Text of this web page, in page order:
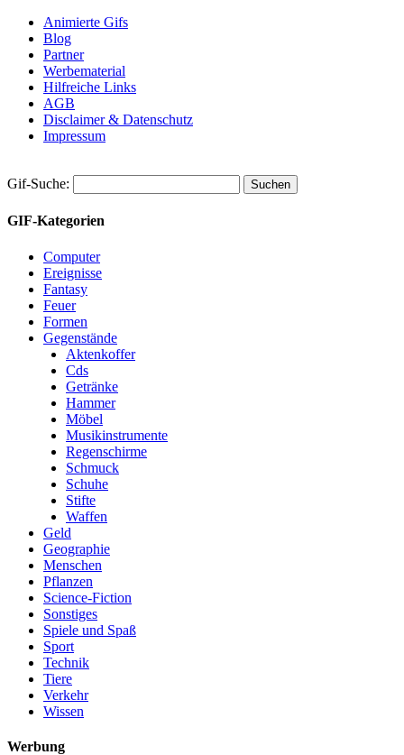
Animierte Gifs
Blog
Partner
Werbematerial
Hilfreiche Links
AGB
Disclaimer & Datenschutz
Impressum
Gif-Suche:
GIF-Kategorien
Computer
Ereignisse
Fantasy
Feuer
Formen
Gegenstände
Aktenkoffer
Cds
Getränke
Hammer
Möbel
Musikinstrumente
Regenschirme
Schmuck
Schuhe
Stifte
Waffen
Geld
Geographie
Menschen
Pflanzen
Science-Fiction
Sonstiges
Spiele und Spaß
Sport
Technik
Tiere
Verkehr
Wissen
Werbung